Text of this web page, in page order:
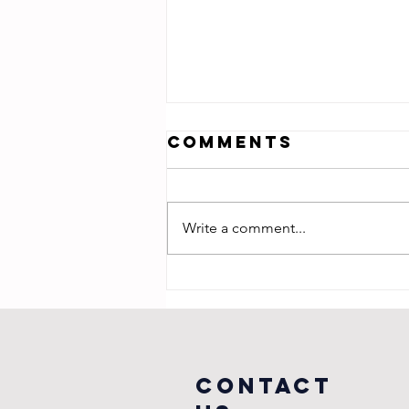
Paradox of
Comments
Write a comment...
COntact